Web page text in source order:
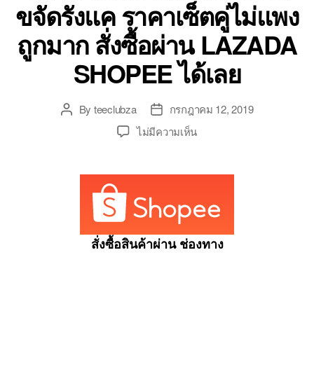
ขจัดรังแค ราคาเซ็ตคู่ไม่แพง
ถูกมาก สั่งซื้อผ่าน LAZADA
SHOPEE ได้เลย
PostBy teeclubza
Postกรกฎาคม 12, 2019
ไม่มีความเห็นบน
นวด
แก้
หงอก
สั่งซื้อสินค้าผ่าน ช่องทาง